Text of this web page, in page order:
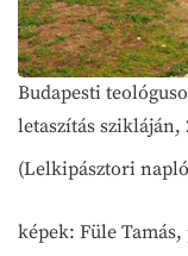
Budapesti
letaszítás szikláján,
(Lelkipásztori
képek: Füle Tamás,